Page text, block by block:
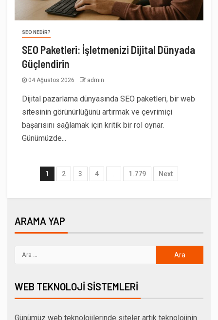
SEO NEDIR?
SEO Paketleri: İşletmenizi Dijital Dünyada
Güçlendirin
04 Ağustos 2026 admin
Dijital pazarlama dünyasında SEO paketleri, bir web
sitesinin görünürlüğünü artırmak ve çevrimiçi
başarısını sağlamak için kritik bir rol oynar.
Günümüzde...
1 2 3 4 1.779 Next
ARAMA YAP
WEB TEKNOLOJI SISTEMLERI
Günümüz web teknolojilerinde siteler artik teknolojinin